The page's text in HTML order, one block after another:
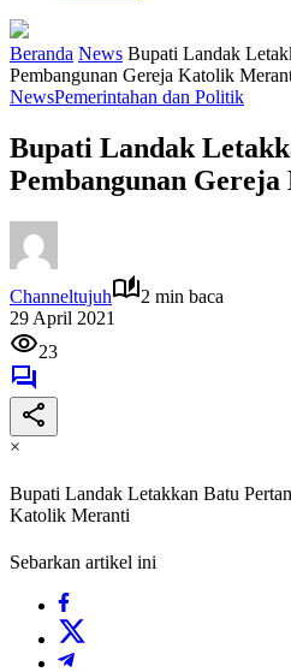
Beranda News Bupati Landak
Pembangunan Gereja Katolik
NewsPemerintahan dan Politik
Bupati Landak
Pembangunan
Channeltujuh
2 min baca
29 April 2021
23
×
Bupati Landak Letakkan Batu
Katolik Meranti
Sebarkan artikel ini